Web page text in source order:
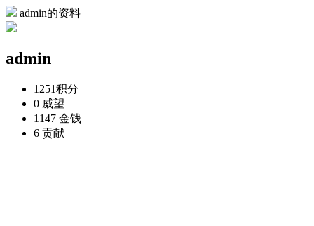
admin的资料
admin
1251积分
0 威望
1147 金钱
6 贡献